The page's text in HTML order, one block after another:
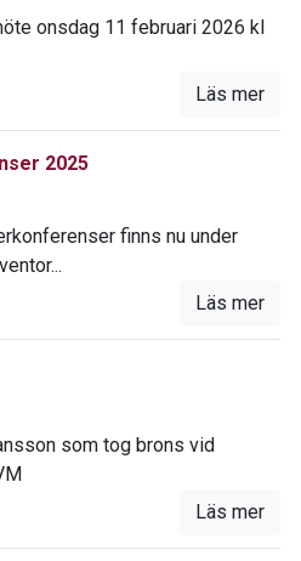
onsdag 11 februari 2026 kl
Läs mer
2025
finns nu under
Läs mer
som tog brons vid
Läs mer